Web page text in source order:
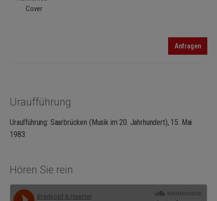
Anfragen
Uraufführung
Uraufführung: Saarbrücken (Musik im 20. Jahrhundert), 15. Mai
1983
Hören Sie rein